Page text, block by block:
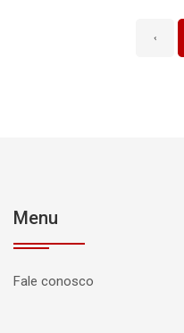
‹
Menu
Fale conosco